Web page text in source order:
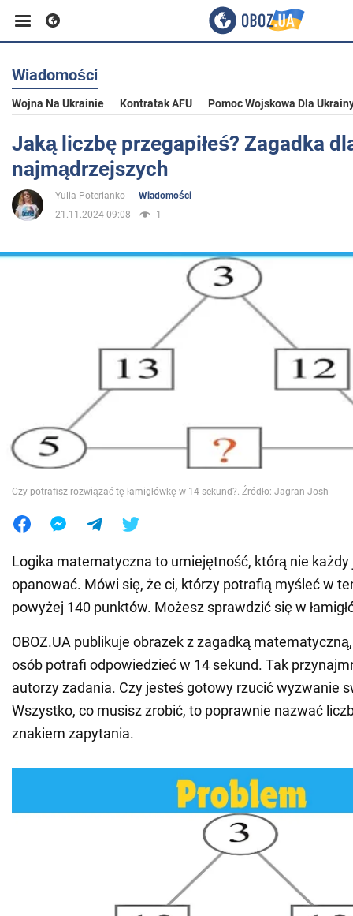
Biznes
Sport
Rozrywka
Wojna na Ukrainie
Świat
Jedzenie
Wiadomości
Wojna Na Ukrainie Kontratak AFU Pomoc Wojskowa Dla
Jaką liczbę przegapiłeś? Zagadka
najmądrzejszych
Yulia Poterianko
Wiadomości
21.11.2024 09:08
1
Czy potrafisz rozwiązać tę łamigłówkę w 14 sekund?. Źródło: Jagran Josh
Logika matematyczna to umiejętność, którą nie
opanować. Mówi się, że ci, którzy potrafią myśleć w
powyżej 140 punktów. Możesz sprawdzić się w
OBOZ.UA publikuje obrazek z zagadką
osób potrafi odpowiedzieć w 14 sekund. Tak
autorzy zadania. Czy jesteś gotowy rzucić wyzwanie
Wszystko, co musisz zrobić, to poprawnie nazwać
znakiem zapytania.